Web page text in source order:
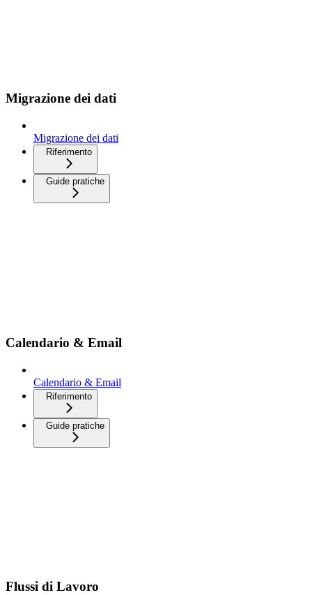
Migrazione dei dati
Migrazione dei dati
Riferimento
Guide pratiche
Calendario & Email
Calendario & Email
Riferimento
Guide pratiche
Flussi di Lavoro